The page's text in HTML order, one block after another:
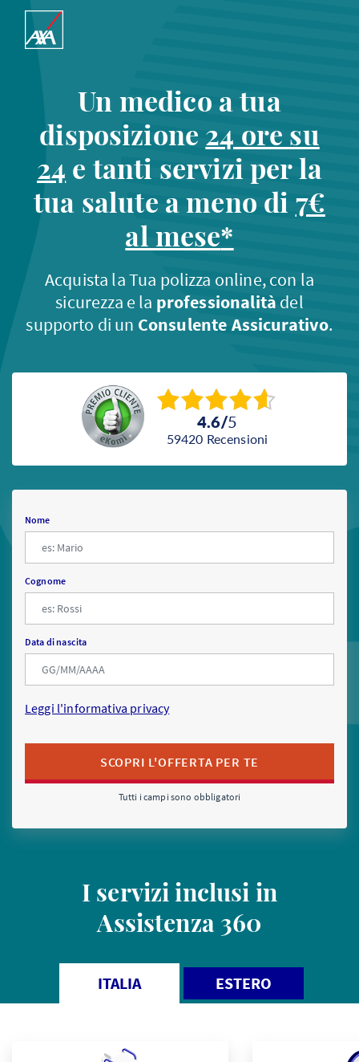
Un medico a tua
disposizione 24 ore su
24 e tanti servizi per la
tua salute a meno di 7€
al mese*
Acquista la Tua polizza online, con la
sicurezza e la professionalità del
supporto di un Consulente Assicurativo.
4.6/5
59420 recensioni
Nome
Cognome
Data di nascita
Leggi l'informativa privacy
Tutti i campi sono obbligatori
I servizi inclusi in
Assistenza 360
ITALIA ESTERO